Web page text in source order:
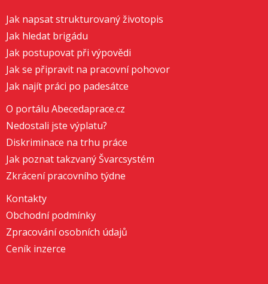
Jak napsat strukturovaný životopis
Jak hledat brigádu
Jak postupovat při výpovědi
Jak se připravit na pracovní pohovor
Jak najít práci po padesátce
O portálu Abecedaprace.cz
Nedostali jste výplatu?
Diskriminace na trhu práce
Jak poznat takzvaný Švarcsystém
Zkrácení pracovního týdne
Kontakty
Obchodní podmínky
Zpracování osobních údajů
Ceník inzerce